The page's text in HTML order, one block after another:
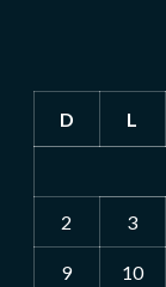
D L
2 3
9 10